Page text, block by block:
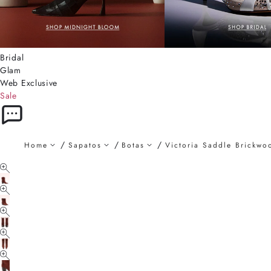
Bridal
Glam
Web Exclusive
Sale
Home Sapatos Botas Victoria Saddle